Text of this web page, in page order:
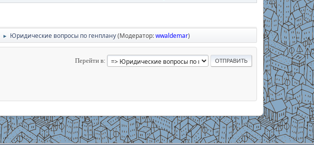
► Юридичеcкие вопросы по генплану(Модератор:wwaldemar)
Перейти в